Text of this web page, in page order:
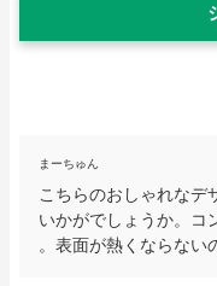
まーちゅん
こちらのおしゃれなデ
いかがでしょうか。コ
。表面が熱くならない